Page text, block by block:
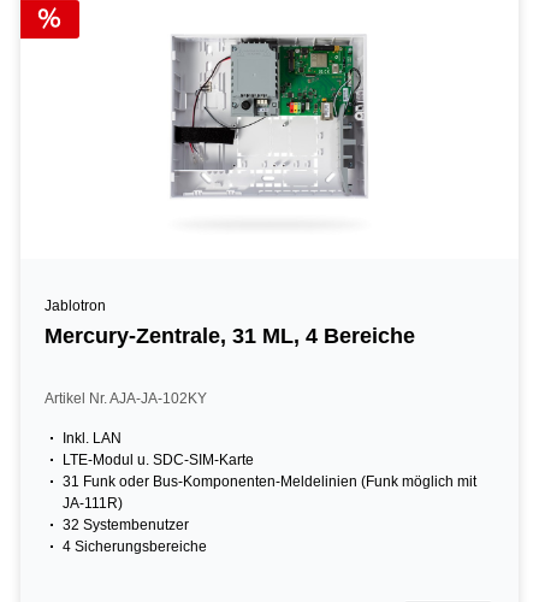
Jablotron
Mercury-Zentrale, 31 ML, 4 Bereiche
Artikel Nr. AJA-JA-102KY
Inkl. LAN
LTE-Modul u. SDC-SIM-Karte
31 Funk oder Bus-Komponenten-Meldelinien (Funk möglich mit
JA-111R)
32 Systembenutzer
4 Sicherungsbereiche